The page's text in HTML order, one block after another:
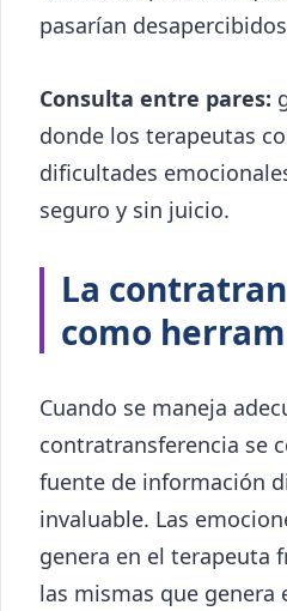
pasarían
Consulta entre pares:
donde los terapeutas
dificultades
seguro y sin juicio.
La
como
Cuando se maneja
contratransferencia se
fuente de información
invaluable. Las
genera en el terapeuta
las mismas que genera